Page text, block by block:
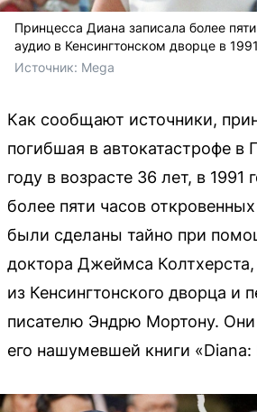
Принцесса Диана записала более
аудио в Кенсингтонском дворце в
Источник: Mega
Как сообщают источники,
погибшая в автокатастрофе в
году в возрасте 36 лет, в 1991
более пяти часов
были сделаны тайно при
доктора Джеймса
из Кенсингтонского дворца и
писателю Эндрю Мортону. Они
его нашумевшей книги «Diana: